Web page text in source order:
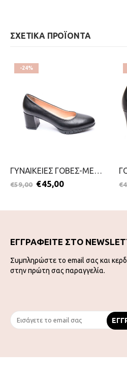
ΣΧΕΤΙΚΑ ΠΡΟΪΟΝΤΑ
-24%
ΓΥΝΑΙΚΕΙΕΣ ΓΟΒΕΣ-MEMBER-2111-0281-ΜΑΥΡΟ
€59,00 €45,00 €
ΕΓΓΡΑΦΕΙΤΕ ΣΤΟ
Συμπληρώστε το email σας και
στην πρώτη σας παραγγελία.